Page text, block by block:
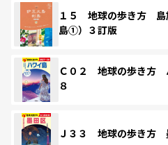
１５ 地球の歩き方
島①）３訂版
Ｃ０２ 地球の歩き方
８
Ｊ３３ 地球の歩き方